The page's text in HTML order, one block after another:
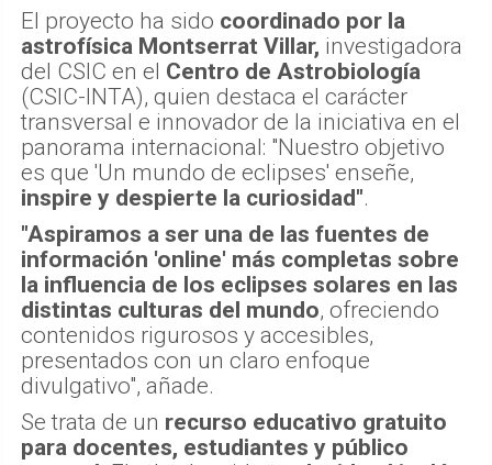
El proyecto ha sido coordinado por la
astrofísica Montserrat Villar, investigadora
del CSIC en el Centro de Astrobiología
(CSIC-INTA), quien destaca el carácter
transversal e innovador de la iniciativa en el
panorama internacional: "Nuestro objetivo
es que 'Un mundo de eclipses' enseñe,
inspire y despierte la curiosidad".
"Aspiramos a ser una de las fuentes de
información 'online' más completas sobre
la influencia de los eclipses solares en las
distintas culturas del mundo, ofreciendo
contenidos rigurosos y accesibles,
presentados con un claro enfoque
divulgativo", añade.
Se trata de un recurso educativo gratuito
para docentes, estudiantes y público